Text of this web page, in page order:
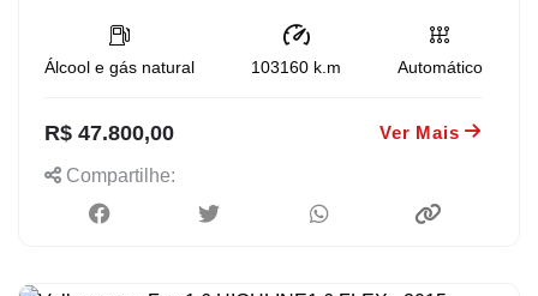
Álcool e gás natural 103160 k.m Automático
R$ 47.800,00 Ver Mais
Compartilhe: